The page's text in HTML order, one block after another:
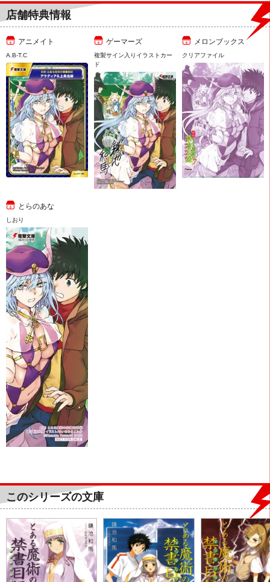
店舗特典情報
アニメイト
A.B-T.C
ゲーマーズ
複製サイン入りイラストカー
ド
メロンブックス
クリアファイル
とらのあな
しおり
このシリーズの文庫